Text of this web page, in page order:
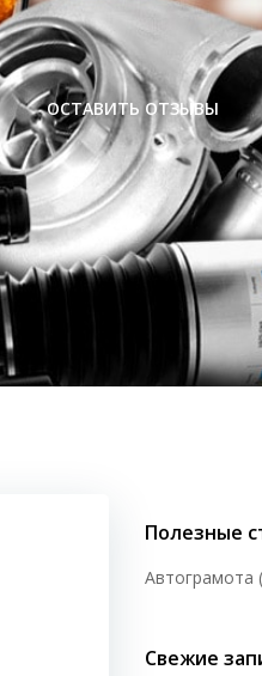
ОСТАВИТЬ ОТЗЫВЫ
Полезные
Автограмота
Свежие